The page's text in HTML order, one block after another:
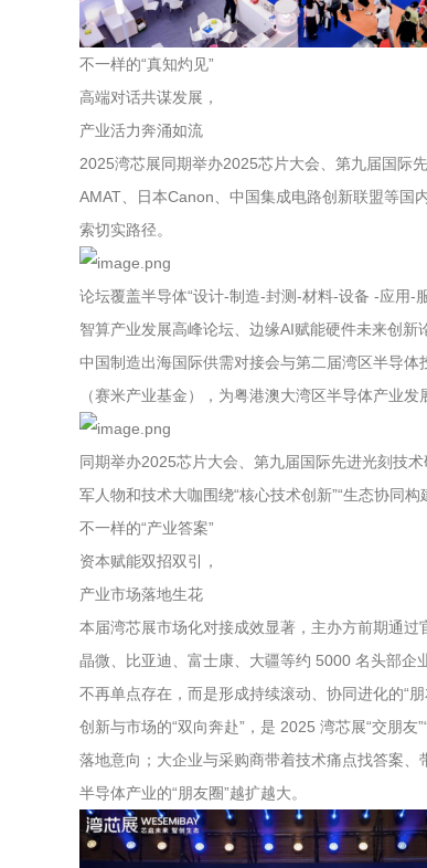
不一样的“真知灼见”
高端对话共谋发展，
产业活力奔涌如流
2025湾芯展同期举办2025芯片大会、第九届国际
AMAT、日本Canon、中国集成电路创新联盟等国
索切实路径。
论坛覆盖半导体“设计-制造-封测-材料-设备 -应用-
智算产业发展高峰论坛、边缘AI赋能硬件未来创新
中国制造出海国际供需对接会与第二届湾区半导
（赛米产业基金），为粤港澳大湾区半导体产业发
同期举办2025芯片大会、第九届国际先进光刻技
军人物和技术大咖围绕“核心技术创新”“生态协同
不一样的“产业答案”
资本赋能双招双引，
产业市场落地生花
本届湾芯展市场化对接成效显著，主办方前期通
晶微、比亚迪、富士康、大疆等约 5000 名头部企
不再单点存在，而是形成持续滚动、协同进化的“朋
创新与市场的“双向奔赴”，是 2025 湾芯展“交朋
落地意向；大企业与采购商带着技术痛点找答案、
半导体产业的“朋友圈”越扩越大。